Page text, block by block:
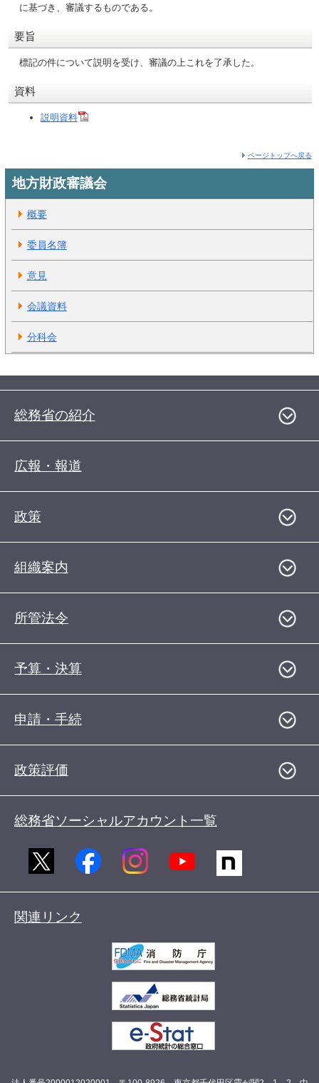
に基づき、審議するものである。
要旨
標記の件について説明を受け、審議の上これを了承した。
資料
説明資料
ページトップへ戻る
地方財政審議会
概要
委員名簿
意見
会議資料
分科会
総務省の紹介
広報・報道
政策
組織案内
所管法令
予算・決算
申請・手続
政策評価
総務省ソーシャルアカウント一覧
関連リンク